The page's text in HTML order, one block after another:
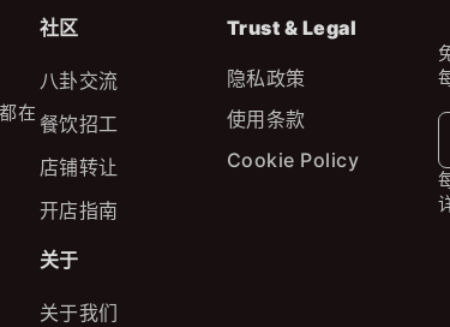
在
社区
八卦交流
餐饮招工
店铺转让
开店指南
关于
关于我们
Trust & Legal
隐私政策
使用条款
Cookie Policy